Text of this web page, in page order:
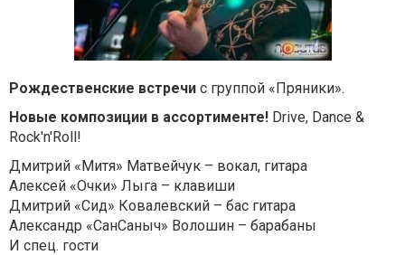
Рождественские встречи с группой «Пряники».
Новые композиции в ассортименте! Drive, Dance &
Rock'n'Roll!
Дмитрий «Митя» Матвейчук – вокал, гитара
Алексей «Очки» Лыга – клавиши
Дмитрий «Сид» Ковалевский – бас гитара
Александр «СанСаныч» Волошин – барабаны
И спец. гости